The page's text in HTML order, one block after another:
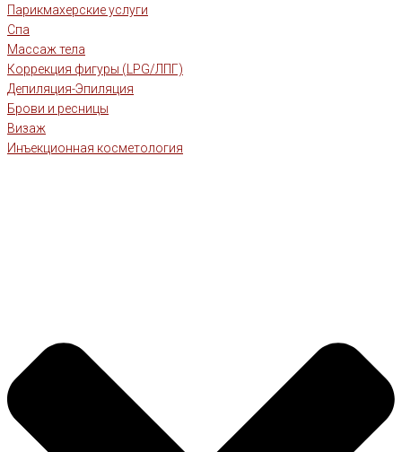
Парикмахерские услуги
Спа
Массаж тела
Коррекция фигуры (LPG/ЛПГ)
Депиляция-Эпиляция
Брови и ресницы
Визаж
Инъекционная косметология